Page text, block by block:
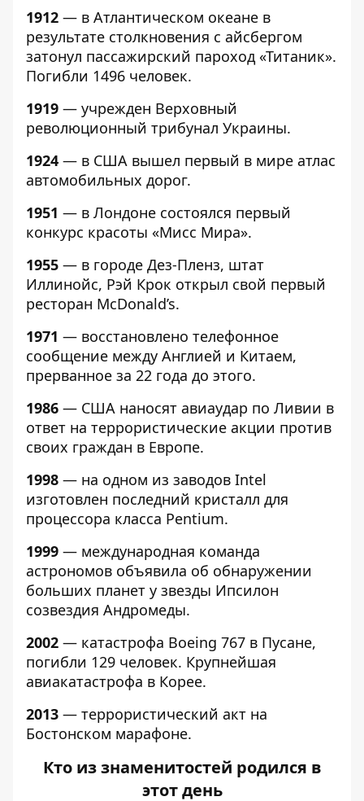
1912 — в Атлантическом океане в
результате столкновения с айсбергом
затонул пассажирский пароход «Титаник».
Погибли 1496 человек.
1919 — учрежден Верховный
революционный трибунал Украины.
1924 — в США вышел первый в мире атлас
автомобильных дорог.
1951 — в Лондоне состоялся первый
конкурс красоты «Мисс Мира».
1955 — в городе Дез-Пленз, штат
Иллинойс, Рэй Крок открыл свой первый
ресторан McDonald’s.
1971 — восстановлено телефонное
сообщение между Англией и Китаем,
прерванное за 22 года до этого.
1986 — США наносят авиаудар по Ливии в
ответ на террористические акции против
своих граждан в Европе.
1998 — на одном из заводов Intel
изготовлен последний кристалл для
процессора класса Pentium.
1999 — международная команда
астрономов объявила об обнаружении
больших планет у звезды Ипсилон
созвездия Андромеды.
2002 — катастрофа Boeing 767 в Пусане,
погибли 129 человек. Крупнейшая
авиакатастрофа в Корее.
2013 — террористический акт на
Бостонском марафоне.
Кто из знаменитостей родился в
этот день